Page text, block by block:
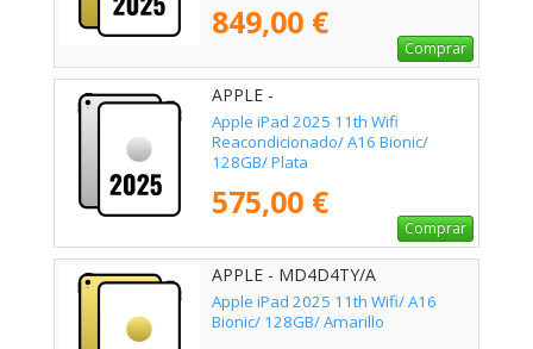
849,00 €
Comprar
APPLE -
Apple iPad 2025 11th Wifi
Reacondicionado/ A16 Bionic/
128GB/ Plata
575,00 €
Comprar
APPLE - MD4D4TY/A
Apple iPad 2025 11th Wifi/ A16
Bionic/ 128GB/ Amarillo